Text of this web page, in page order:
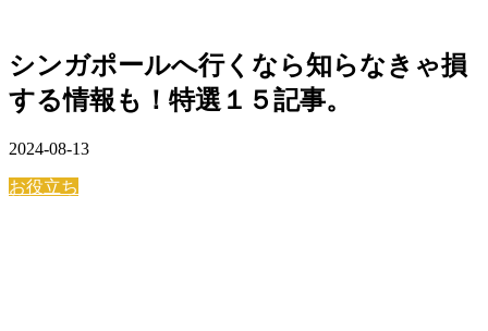
シンガポールへ行くなら知らなきゃ損
する情報も！特選１５記事。
2024-08-13
お役立ち